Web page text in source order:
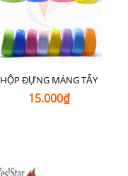
HỘP ĐỰNG MÁNG TẨY
15.000₫